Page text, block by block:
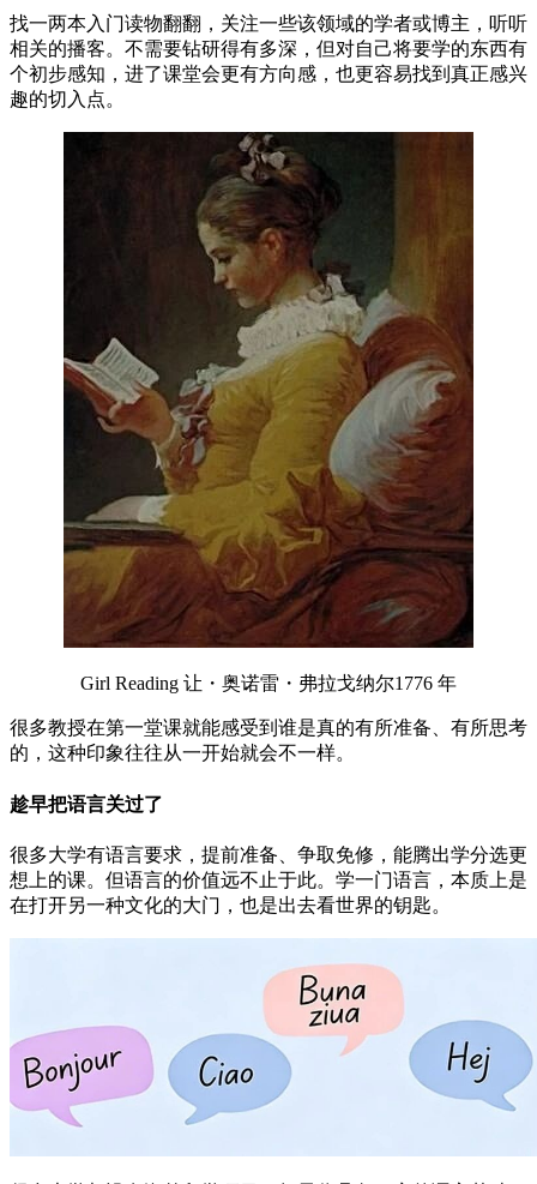
找一两本入门读物翻翻，关注一些该领域的学者或博主，听听
相关的播客。不需要钻研得有多深，但对自己将要学的东西有
个初步感知，进了课堂会更有方向感，也更容易找到真正感兴
趣的切入点。
Girl Reading 让・奥诺雷・弗拉戈纳尔1776 年
很多教授在第一堂课就能感受到谁是真的有所准备、有所思考
的，这种印象往往从一开始就会不一样。
趁早把语言关过了
很多大学有语言要求，提前准备、争取免修，能腾出学分选更
想上的课。但语言的价值远不止于此。学一门语言，本质上是
在打开另一种文化的大门，也是出去看世界的钥匙。